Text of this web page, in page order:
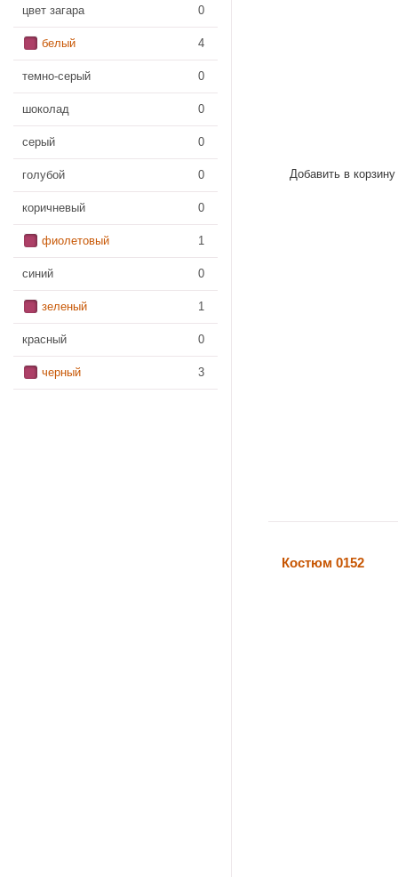
цвет загара 0
белый 4
темно-серый 0
шоколад 0
серый 0
голубой 0
коричневый 0
фиолетовый 1
синий 0
зеленый 1
красный 0
черный 3
Добавить в корзину
Костюм 0152